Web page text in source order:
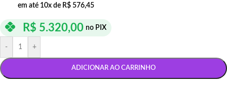
em até 10x de R$ 576,45
R$ 5.320,00 no PIX
- +
ADICIONAR AO CARRINHO